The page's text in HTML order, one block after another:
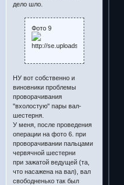
дело шло.
Фото 9
НУ вот собственно и
виновники проблемы
проворачивания
"вхолостую" пары вал-
шестерня.
У меня, после проведения
операции на фото 6. при
проворачивании пальцами
червячной шестерни
при зажатой ведущей (та,
что насажена на вал), вал
свободненько так был